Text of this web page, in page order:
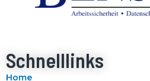
Schnelllinks
Home